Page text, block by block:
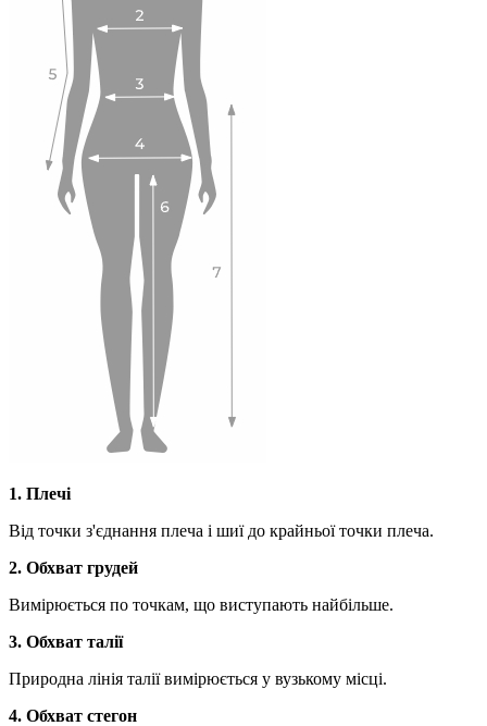
1. Плечі
Від точки з'єднання плеча і шиї до крайньої точки плеча.
2. Обхват грудей
Вимірюється по точкам, що виступають найбільше.
3. Обхват талії
Природна лінія талії вимірюється у вузькому місці.
4. Обхват стегон